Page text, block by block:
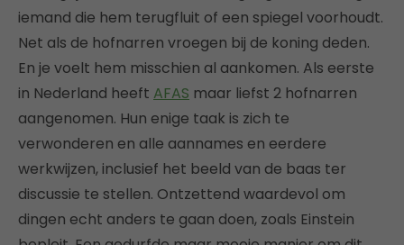
iemand die hem terugfluit of een spiegel voorhoudt.
Net als de hofnarren vroegen bij de koning deden.
En je voelt hem misschien al aankomen. Als eerste
in Nederland heeft AFAS maar liefst 2 hofnarren
aangenomen. Hun enige taak is zich te
verwonderen en alle aannames en eerdere
werkwijzen, inclusief het beeld van de baas ter
discussie te stellen. Ontzettend waardevol om
dingen echt anders te gaan doen, zoals Einstein